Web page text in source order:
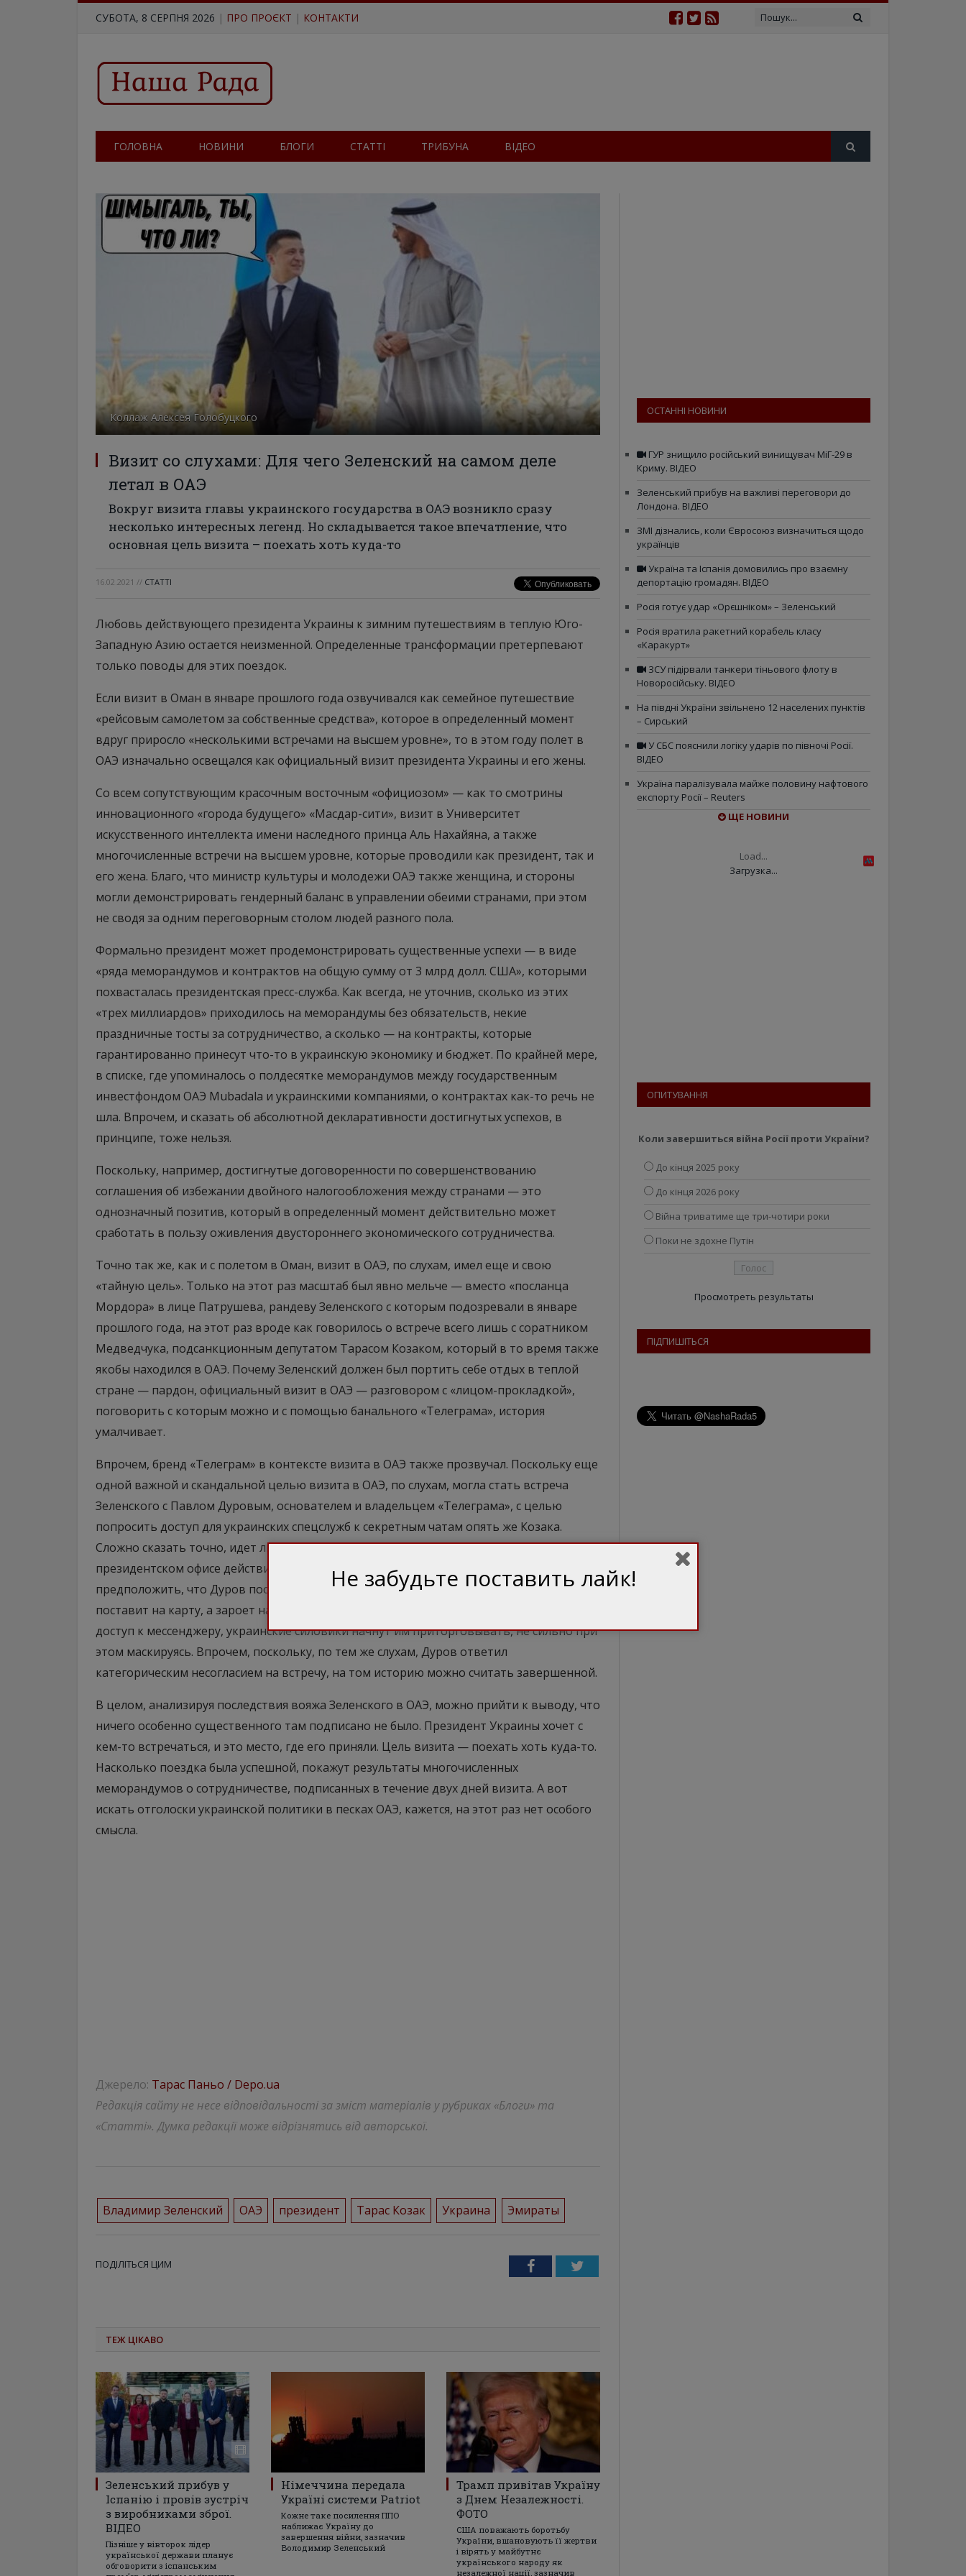
СУБОТА, 8 СЕРПНЯ 2026 | ПРО ПРОЄКТ | КОНТАКТИ
ГОЛОВНА НОВИНИ БЛОГИ СТАТТІ ТРИБУНА ВІДЕО
Коллаж Алексея Голобуцкого
Визит со слухами: Для чего Зеленский на самом деле
летал в ОАЭ
Вокруг визита главы украинского государства в ОАЭ возникло сразу
несколько интересных легенд. Но складывается такое впечатление, что
основная цель визита – поехать хоть куда-то
16.02.2021 // СТАТТІ
Любовь действующего президента Украины к зимним путешествиям в теплую Юго-
Западную Азию остается неизменной. Определенные трансформации претерпевают
только поводы для этих поездок.
Если визит в Оман в январе прошлого года озвучивался как семейное путешествие
«рейсовым самолетом за собственные средства», которое в определенный момент
вдруг приросло «несколькими встречами на высшем уровне», то в этом году полет в
ОАЭ изначально освещался как официальный визит президента Украины и его жены.
Со всем сопутствующим красочным восточным «официозом» — как то смотрины
инновационного «города будущего» «Масдар-сити», визит в Университет
искусственного интеллекта имени наследного принца Аль Нахайяна, а также
многочисленные встречи на высшем уровне, которые проводили как президент, так и
его жена. Благо, что министр культуры и молодежи ОАЭ также женщина, и стороны
могли демонстрировать гендерный баланс в управлении обеими странами, при этом
не сводя за одним переговорным столом людей разного пола.
Формально президент может продемонстрировать существенные успехи — в виде
«ряда меморандумов и контрактов на общую сумму от 3 млрд долл. США», которыми
похвасталась президентская пресс-служба. Как всегда, не уточнив, сколько из этих
«трех миллиардов» приходилось на меморандумы без обязательств, некие
праздничные тосты за сотрудничество, а сколько — на контракты, которые
гарантированно принесут что-то в украинскую экономику и бюджет. По крайней мере,
в списке, где упоминалось о полдесятке меморандумов между государственным
инвестфондом ОАЭ Mubadala и украинскими компаниями, о контрактах как-то речь не
шла. Впрочем, и сказать об абсолютной декларативности достигнутых успехов, в
принципе, тоже нельзя.
Поскольку, например, достигнутые договоренности по совершенствованию
соглашения об избежании двойного налогообложения между странами — это
однозначный позитив, который в определенный момент действительно может
сработать в пользу оживления двустороннего экономического сотрудничества.
Точно так же, как и с полетом в Оман, визит в ОАЭ, по слухам, имел еще и свою
«тайную цель». Только на этот раз масштаб был явно мельче — вместо «посланца
Мордора» в лице Патрушева, рандеву Зеленского с которым подозревали в январе
прошлого года, на этот раз вроде как говорилось о встрече всего лишь с соратником
Медведчука, подсанкционным депутатом Тарасом Козаком, который в то время также
якобы находился в ОАЭ. Почему Зеленский должен был портить себе отдых в теплой
стране — пардон, официальный визит в ОАЭ — разговором с «лицом-прокладкой»,
поговорить с которым можно и с помощью банального «Телеграма», история
умалчивает.
Впрочем, бренд «Телеграм» в контексте визита в ОАЭ также прозвучал. Поскольку еще
одной важной и скандальной целью визита в ОАЭ, по слухам, могла стать встреча
Зеленского с Павлом Дуровым, основателем и владельцем «Телеграма», с целью
попросить доступ для украинских спецслужб к секретным чатам опять же Козака.
Сложно сказать точно, идет ли речь о выдумках недоброжелателей Зеленского или в
президентском офисе действительно так плохо с логикой. И там действительно могут
предположить, что Дуров поставит на карту репутацию своего продукта. Точнее, не
поставит на карту, а зароет на месте. Поскольку можно не сомневаться, что, получив
доступ к мессенджеру, украинские силовики начнут им приторговывать, не сильно при
этом маскируясь. Впрочем, поскольку, по тем же слухам, Дуров ответил
категорическим несогласием на встречу, на том историю можно считать завершенной.
В целом, анализируя последствия вояжа Зеленского в ОАЭ, можно прийти к выводу, что
ничего особенно существенного там подписано не было. Президент Украины хочет с
кем-то встречаться, и это место, где его приняли. Цель визита — поехать хоть куда-то.
Насколько поездка была успешной, покажут результаты многочисленных
меморандумов о сотрудничестве, подписанных в течение двух дней визита. А вот
искать отголоски украинской политики в песках ОАЭ, кажется, на этот раз нет особого
смысла.
Джерело: Тарас Паньо / Depo.ua
Редакція сайту не несе відповідальності за зміст матеріалів у рубриках «Блоги» та
«Статті». Думка редакції може відрізнятись від авторської.
Владимир Зеленский ОАЭ президент Тарас Козак Украина Эмираты
ПОДІЛІТЬСЯ ЦИМ FacebookTwitter
ТЕЖ ЦІКАВО
Зеленський прибув у
Іспанію і провів зустріч
з виробниками зброї.
ВІДЕО
Пізніше у вівторок лідер
української держави планує
обговорити з іспанським
Німеччина передала
Україні системи Patriot
Кожне таке посилення ППО
наближає Україну до
завершення війни, зазначив
Володимир Зеленський
Трамп привітав Україну
з Днем Незалежності.
ФОТО
США поважають боротьбу
України, вшановують її жертви
і вірять у майбутнє
українського народу як
незалежної нації, зазначив
ОСТАННІ НОВИНИ
ГУР знищило російський винищувач МіГ-29 в
Криму. ВІДЕО
Зеленський прибув на важливі переговори до
Лондона. ВІДЕО
ЗМІ дізнались, коли Євросоюз визначиться щодо
українців
Україна та Іспанія домовились про взаємну
депортацію громадян. ВІДЕО
Росія готує удар «Орєшніком» – Зеленський
Росія вратила ракетний корабель класу
«Каракурт»
ЗСУ підірвали танкери тіньового флоту в
Новоросійську. ВІДЕО
На півдні України звільнено 12 населених пунктів
– Сирський
У СБС пояснили логіку ударів по півночі Росії.
ВІДЕО
Україна паралізувала майже половину нафтового
експорту Росії – Reuters
ЩЕ НОВИНИ
Load...
Загрузка...
ОПИТУВАННЯ
Коли завершиться війна Росії проти України?
До кінця 2025 року
До кінця 2026 року
Війна триватиме ще три-чотири роки
Поки не здохне Путін
Просмотреть результаты
ПІДПИШІТЬСЯ
Не забудьте поставить лайк!